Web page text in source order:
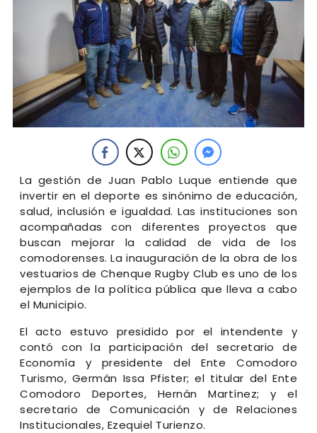
La gestión de Juan Pablo Luque entiende que
invertir en el deporte es sinónimo de educación,
salud, inclusión e igualdad. Las instituciones son
acompañadas con diferentes proyectos que
buscan mejorar la calidad de vida de los
comodorenses. La inauguración de la obra de los
vestuarios de Chenque Rugby Club es uno de los
ejemplos de la política pública que lleva a cabo
el Municipio.
El acto estuvo presidido por el intendente y
contó con la participación del secretario de
Economía y presidente del Ente Comodoro
Turismo, Germán Issa Pfister; el titular del Ente
Comodoro Deportes, Hernán Martínez; y el
secretario de Comunicación y de Relaciones
Institucionales, Ezequiel Turienzo.